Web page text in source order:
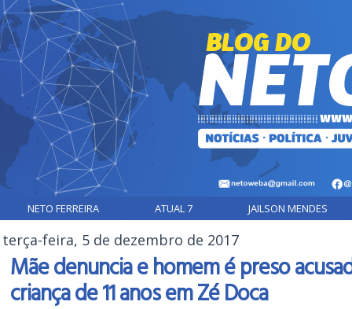
NETO FERREIRA ATUAL 7 JAILSON MENDES
terça-feira, 5 de dezembro de 2017
Mãe denuncia e homem é preso
criança de 11 anos em Zé Doca